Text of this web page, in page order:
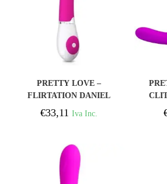
PRETTY LOVE –
FLIRTATION DANIEL
COM VIBRAO DE VOZ
€33,11 Iva Inc.